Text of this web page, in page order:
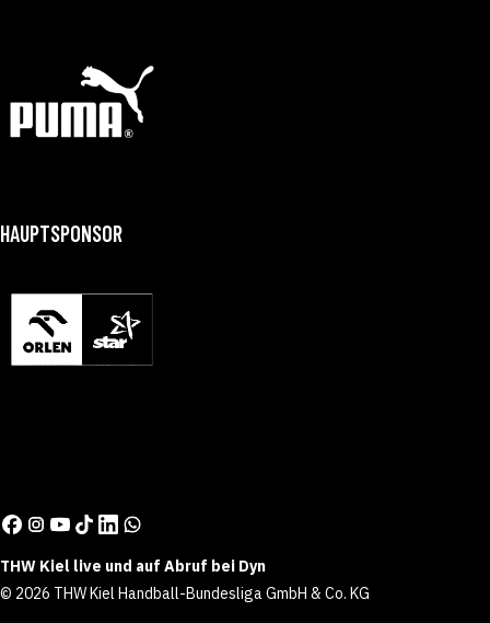
HAUPTSPONSOR
THW Kiel live und auf Abruf bei Dyn
© 2026 THW Kiel Handball-Bundesliga GmbH & Co. KG